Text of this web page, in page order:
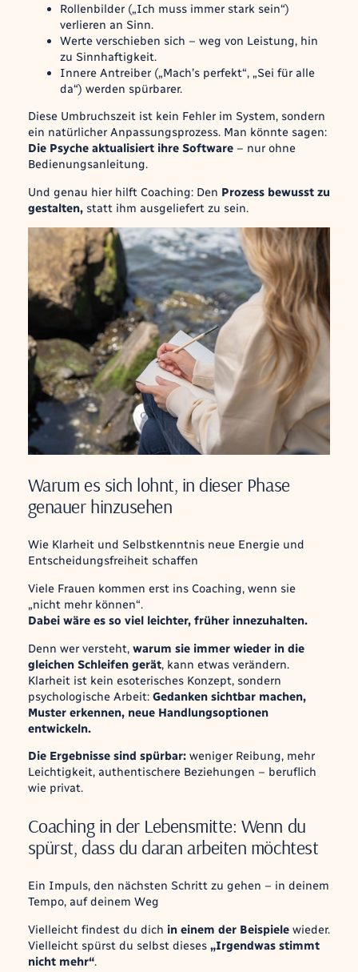
Rollenbilder („Ich muss immer stark sein“)
verlieren an Sinn.
Werte verschieben sich – weg von Leistung, hin
zu Sinnhaftigkeit.
Innere Antreiber („Mach’s perfekt“, „Sei für alle
da“) werden spürbarer.
Diese Umbruchszeit ist kein Fehler im System, sondern
ein natürlicher Anpassungsprozess. Man könnte sagen:
Die Psyche aktualisiert ihre Software– nur ohne
Bedienungsanleitung.
Und genau hier hilft Coaching: Den Prozess bewusst zu
gestalten,statt ihm ausgeliefert zu sein.
Warum es sich lohnt, in dieser Phase
genauer hinzusehen
Wie Klarheit und Selbstkenntnis neue Energie und
Entscheidungsfreiheit schaffen
Viele Frauen kommen erst ins Coaching, wenn sie
„nicht mehr können“.
Dabei wäre es so viel leichter, früher innezuhalten.
Denn wer versteht, warum sie immer wieder in die
gleichen Schleifen gerät, kann etwas verändern.
Klarheit ist kein esoterisches Konzept, sondern
psychologische Arbeit: Gedanken sichtbar machen,
Muster erkennen, neue Handlungsoptionen
entwickeln.
Die Ergebnisse sind spürbar:weniger Reibung, mehr
Leichtigkeit, authentischere Beziehungen – beruflich
wie privat.
Coaching in der Lebensmitte: Wenn du
spürst, dass du daran arbeiten möchtest
Ein Impuls, den nächsten Schritt zu gehen – in deinem
Tempo, auf deinem Weg
Vielleicht findest du dich in einem der Beispielewieder.
Vielleicht spürst du selbst dieses „Irgendwas stimmt
nicht mehr“.